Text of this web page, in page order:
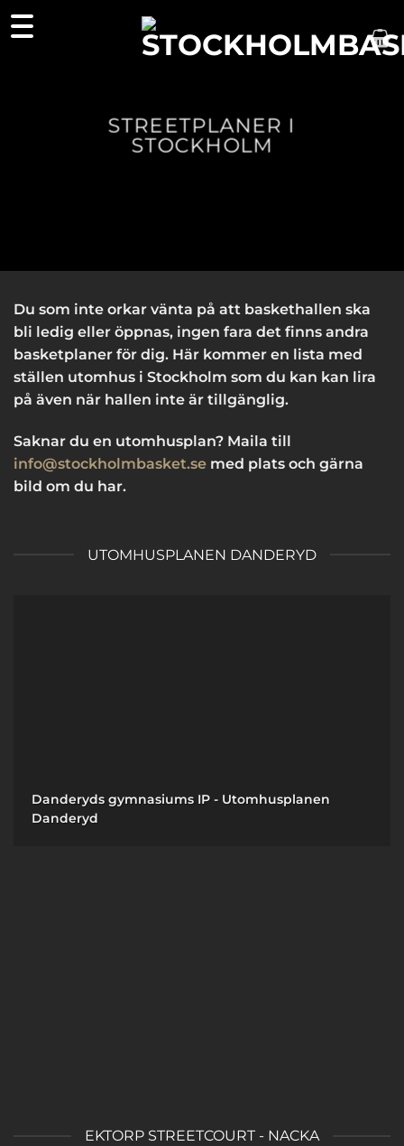
Skip
to
STREETPLANER I
STOCKHOLM
Du som inte orkar vänta på att baskethallen ska
bli ledig eller öppnas, ingen fara det finns andra
basketplaner för dig. Här kommer en lista med
ställen utomhus i Stockholm som du kan kan lira
på även när hallen inte är tillgänglig.
Saknar du en utomhusplan? Maila till
info@stockholmbasket.se med plats och gärna
bild om du har.
UTOMHUSPLANEN DANDERYD
Danderyds gymnasiums IP - Utomhusplanen
Danderyd
EKTORP STREETCOURT - NACKA